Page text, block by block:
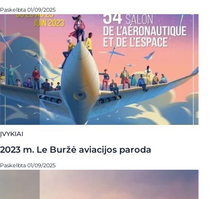
Paskelbta 01/09/2025
ĮVYKIAI
2023 m. Le Buržė aviacijos paroda
Paskelbta 01/09/2025